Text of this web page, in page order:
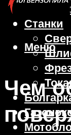
Станки
Меню
Чем